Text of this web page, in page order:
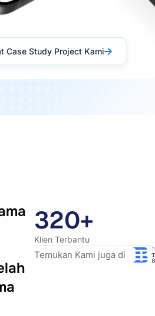
Case Study Project Kami
320+
Klien Terbantu
Temukan Kami juga di